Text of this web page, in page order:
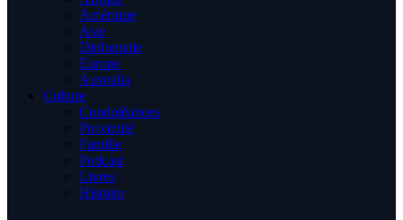
Amérique
Asie
Diplomatie
Europe
Australia
Culture
Condoléances
Proximité
Famille
Podcast
Livres
Histoire